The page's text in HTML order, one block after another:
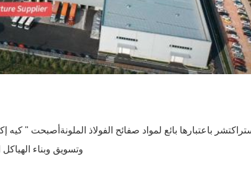
باعتبارها بائع لمواد صفائح الفولاذ الملونةأصبحت
وتسويق وبناء